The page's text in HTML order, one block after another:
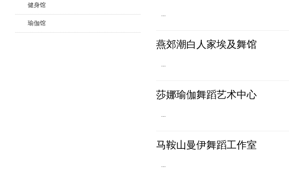
健身馆
瑜伽馆
...
燕郊潮白人家埃及舞馆
...
莎娜瑜伽舞蹈艺术中心
...
马鞍山曼伊舞蹈工作室
...